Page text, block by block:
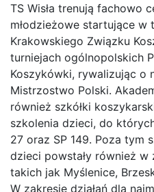
TS Wisła trenują fachowo
młodzieżowe startujące w
Krakowskiego Związku
turniejach ogólnopolskich
Koszykówki, rywalizując o
Mistrzostwo Polski.
również szkółki
szkolenia dzieci, do
27 oraz SP 149. Poza tym
dzieci powstały również
takich jak Myślenice,
W zakresie działań dla